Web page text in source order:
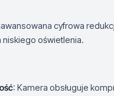
cyfrowa
oświetlenia.
: Kamera obsługuje